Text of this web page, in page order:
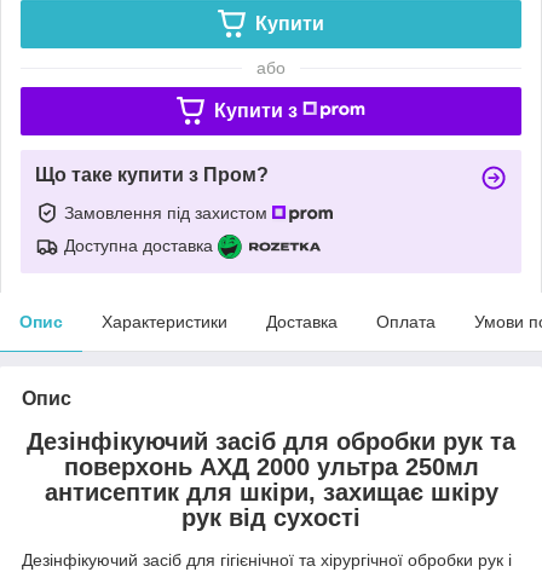
Купити
або
Купити з
Що таке купити з Пром?
Замовлення під захистом
Доступна доставка
Опис Характеристики Доставка Оплата Умови
Опис
Дезінфікуючий засіб для обробки рук та
поверхонь АХД 2000 ультра 250мл
антисептик для шкіри, захищає шкіру
рук від сухості
Дезінфікуючий засіб для гігієнічної та хірургічної обробки рук і